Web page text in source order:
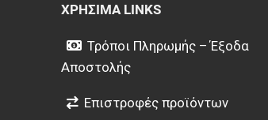
ΧΡΉΣΙΜΑ LINKS
Τρόποι Πληρωμής – Έξοδα
Αποστολής
Επιστροφές προϊόντων